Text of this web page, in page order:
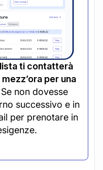
ti contatterà
per una
Se non dovesse
successivo e in
per prenotare in